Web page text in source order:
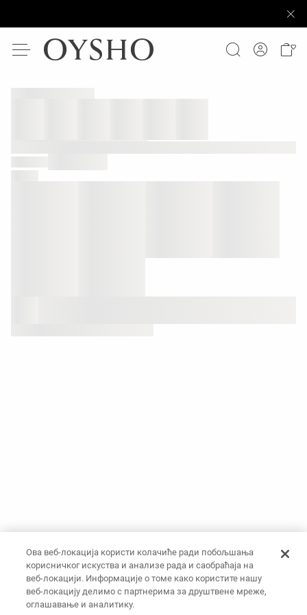
Ова веб-локација користи колачиће ради побољшања
корисничког искуства и анализе рада и саобраћаја на
веб-локацији. Информације о томе како користите нашу
веб-локацију делимо с партнерима за друштвене мреже,
оглашавање и аналитику.